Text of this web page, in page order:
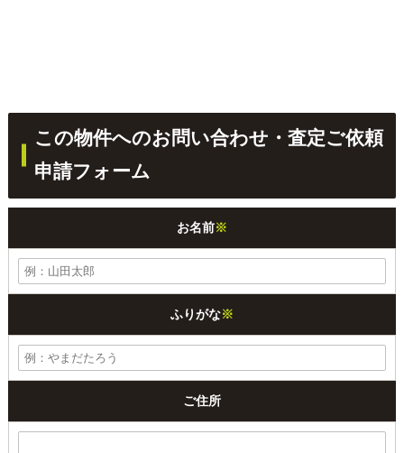
この物件へのお問い合わせ・査定ご依頼
申請フォーム
お名前※
ふりがな※
ご住所